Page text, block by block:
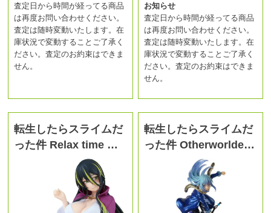
査定日から時間が経ってる商品
は再度お問い合わせください。
査定は随時変動いたします。在
庫状況で変動することご了承く
ださい。査定のお約束はできま
せん。
お知らせ
査定日から時間が経ってる商品
は再度お問い合わせください。
査定は随時変動いたします。在
庫状況で変動することご了承く
ださい。査定のお約束はできま
せん。
転生したらスライムだ
った件 Relax time …
転生したらスライムだ
った件 Otherworlde…